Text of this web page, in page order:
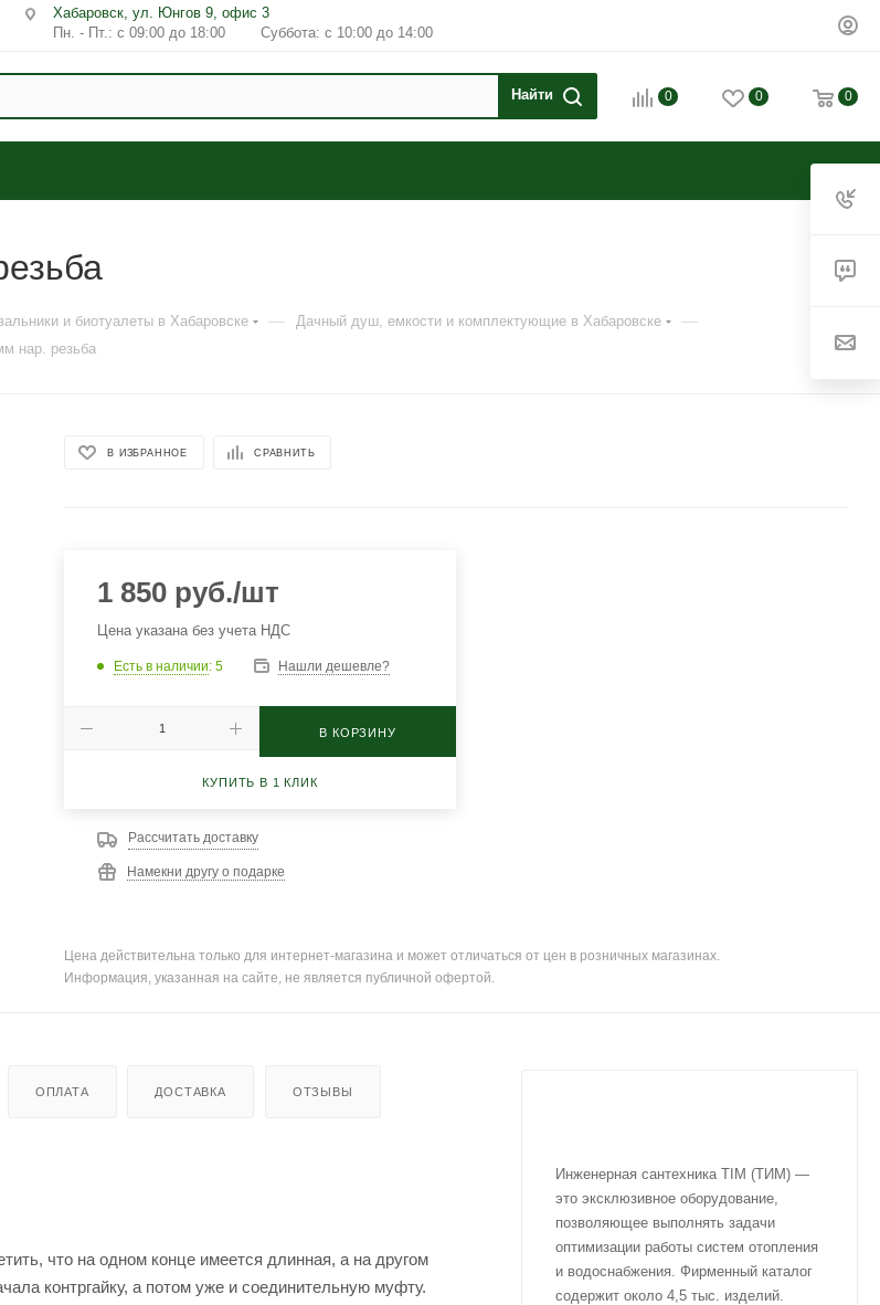
Хабаровск, ул. Юнгов 9, офис 3
Пн. - Пт.: с 09:00 до 18:00 Суббота: с 10:00 до 14:00
0 0 0
и биотуалеты в Хабаровске — Дачный душ, емкости и комплектующие в Хабаровске —
нар. резьба
В ИЗБРАННОЕ СРАВНИТЬ
1 850 руб./шт
Цена указана без учета НДС
Есть в наличии: 5 Нашли дешевле?
В КОРЗИНУ
КУПИТЬ В 1 КЛИК
Рассчитать доставку
Намекни другу о подарке
Цена действительна только для интернет-магазина и может отличаться от цен в розничных магазинах.
Информация, указанная на сайте, не является публичной офертой.
ОПЛАТА ДОСТАВКА ОТЗЫВЫ
что на одном конце имеется длинная, а на другом
контргайку, а потом уже и соединительную муфту.
Инженерная сантехника TIM (ТИМ) —
это эксклюзивное оборудование,
позволяющее выполнять задачи
оптимизации работы систем отопления
и водоснабжения. Фирменный каталог
содержит около 4,5 тыс. изделий.